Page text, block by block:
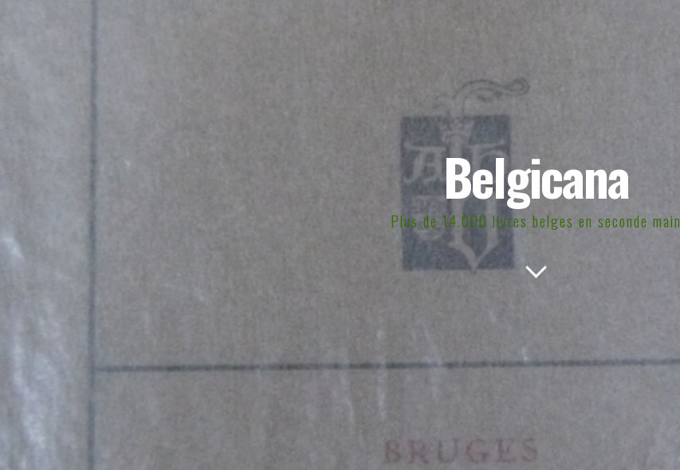
Belgicana
Plus de 14.000 livres belges en seconde main